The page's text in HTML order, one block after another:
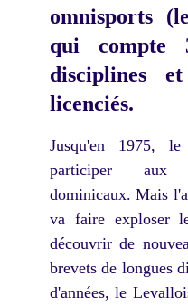
omnisports
qui compte
disciplines
licenciés.
Jusqu'en 1975,
participer aux
dominicaux. Mais
va faire exploser
découvrir de
brevets de longues
d'années, le